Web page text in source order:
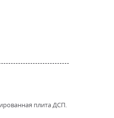
плита ДСП.